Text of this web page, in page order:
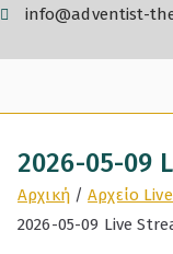
info@adventist-
2026-05-09
Αρχική
Αρχείο
2026-05-09 Live